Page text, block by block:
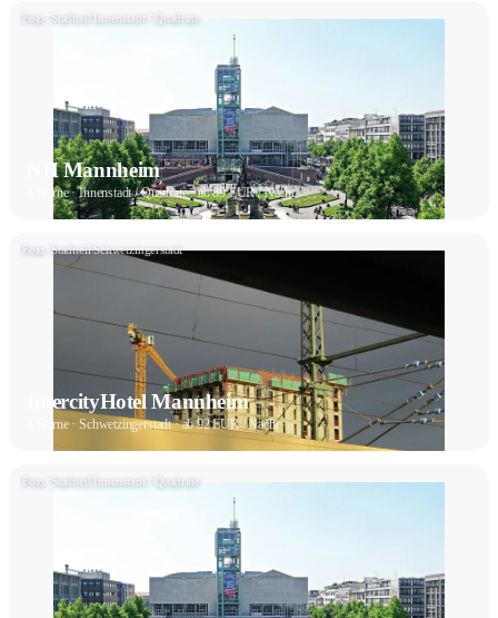
Foto: Stadtteil Innenstadt / Quadrate
NH Mannheim
4 Sterne · Innenstadt / Quadrate · ab 89 EUR / Nacht
Foto: Stadtteil Schwetzingerstadt
IntercityHotel Mannheim
4 Sterne · Schwetzingerstadt · ab 92 EUR / Nacht
Foto: Stadtteil Innenstadt / Quadrate